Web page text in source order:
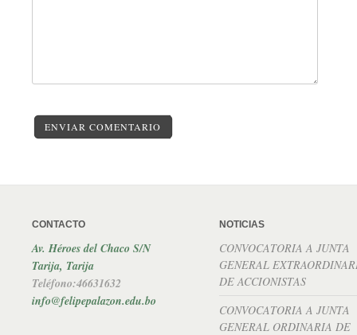
ENVIAR COMENTARIO
CONTACTO
Av. Héroes del Chaco S/N
Tarija, Tarija
Teléfono:46631632
info@felipepalazon.edu.bo
NOTICIAS
CONVOCATORIA A JUNTA
GENERAL
DE ACCIONISTAS
CONVOCATORIA A JUNTA
GENERAL ORDINARIA DE